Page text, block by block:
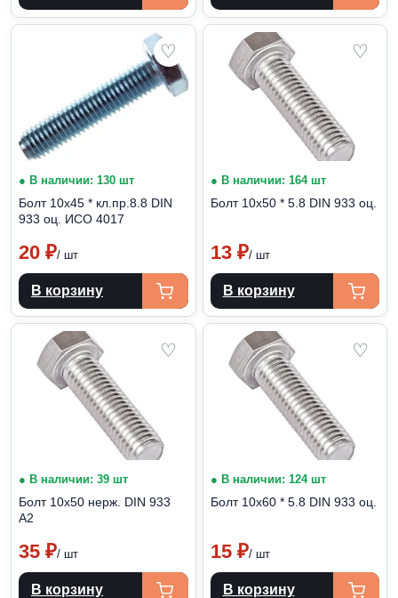
♡
● В наличии: 130 шт
Болт 10х45 * кл.пр.8.8 DIN
933 оц. ИСО 4017
20 ₽/ шт
В корзину
♡
● В наличии: 164 шт
Болт 10х50 * 5.8 DIN 933 оц.
13 ₽/ шт
В корзину
♡
● В наличии: 39 шт
Болт 10х50 нерж. DIN 933
А2
35 ₽/ шт
В корзину
♡
● В наличии: 124 шт
Болт 10х60 * 5.8 DIN 933 оц.
15 ₽/ шт
В корзину